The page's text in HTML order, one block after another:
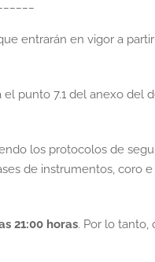
entrarán en vigor a
punto 7.1 del anexo del
los protocolos de
de instrumentos, coro
21:00 horas. Por lo tanto,